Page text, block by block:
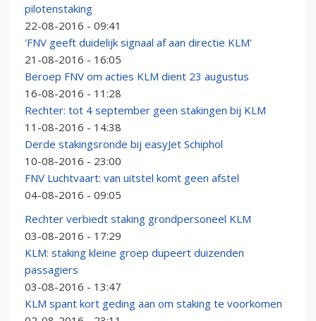
pilotenstaking
22-08-2016 - 09:41
'FNV geeft duidelijk signaal af aan directie KLM'
21-08-2016 - 16:05
Beroep FNV om acties KLM dient 23 augustus
16-08-2016 - 11:28
Rechter: tot 4 september geen stakingen bij KLM
11-08-2016 - 14:38
Derde stakingsronde bij easyJet Schiphol
10-08-2016 - 23:00
FNV Luchtvaart: van uitstel komt geen afstel
04-08-2016 - 09:05
Rechter verbiedt staking grondpersoneel KLM
03-08-2016 - 17:29
KLM: staking kleine groep dupeert duizenden
passagiers
03-08-2016 - 13:47
KLM spant kort geding aan om staking te voorkomen